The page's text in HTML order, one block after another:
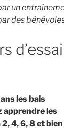
un
des
d’essai
les bals
apprendre les
4, 6, 8 et bien